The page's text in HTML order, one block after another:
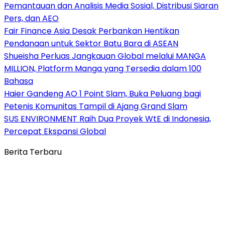
Pemantauan dan Analisis Media Sosial, Distribusi Siaran
Pers, dan AEO
Fair Finance Asia Desak Perbankan Hentikan
Pendanaan untuk Sektor Batu Bara di ASEAN
Shueisha Perluas Jangkauan Global melalui MANGA
MILLION, Platform Manga yang Tersedia dalam 100
Bahasa
Haier Gandeng AO 1 Point Slam, Buka Peluang bagi
Petenis Komunitas Tampil di Ajang Grand Slam
SUS ENVIRONMENT Raih Dua Proyek WtE di Indonesia,
Percepat Ekspansi Global
Berita Terbaru